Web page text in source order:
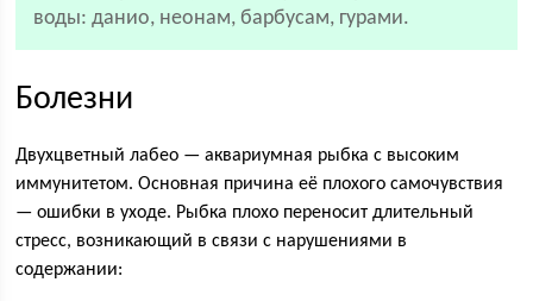
воды: данио, неонам, барбусам, гурами.
Болезни
Двухцветный лабео — аквариумная рыбка с высоким
иммунитетом. Основная причина её плохого самочувствия
— ошибки в уходе. Рыбка плохо переносит длительный
стресс, возникающий в связи с нарушениями в
содержании: